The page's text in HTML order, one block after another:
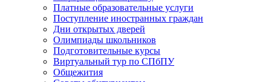
Платные образовательные услуги
Поступление иностранных граждан
Дни открытых дверей
Олимпиады школьников
Подготовительные курсы
Виртуальный тур по СПбПУ
Общежития